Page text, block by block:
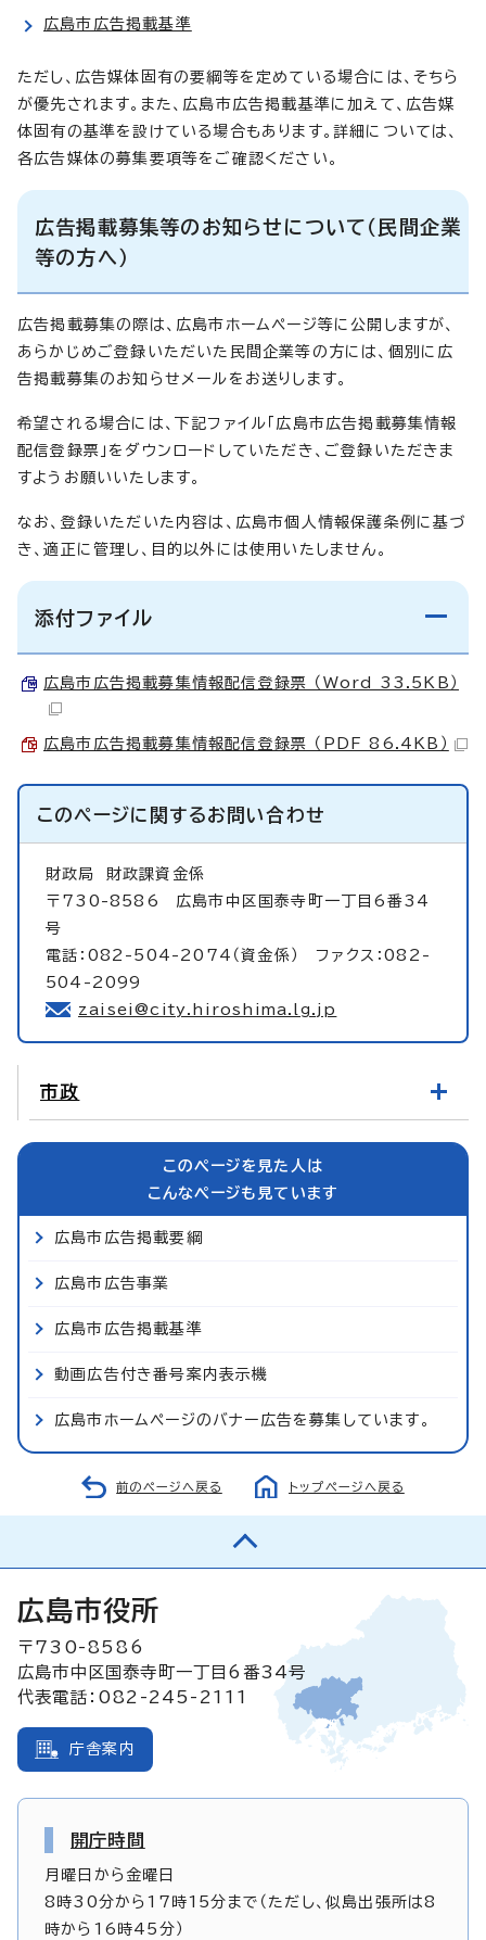
広島市広告掲載基準
ただし、広告媒体固有の要綱等を定めている場合には、そちら
が優先されます。また、広島市広告掲載基準に加えて、広告媒
体固有の基準を設けている場合もあります。詳細については、
各広告媒体の募集要項等をご確認ください。
広告掲載募集等のお知らせについて（民間企業
等の方へ）
広告掲載募集の際は、広島市ホームページ等に公開しますが、
あらかじめご登録いただいた民間企業等の方には、個別に広
告掲載募集のお知らせメールをお送りします。
希望される場合には、下記ファイル「広島市広告掲載募集情報
配信登録票」をダウンロードしていただき、ご登録いただきま
すようお願いいたします。
なお、登録いただいた内容は、広島市個人情報保護条例に基づ
き、適正に管理し、目的以外には使用いたしません。
添付ファイル
広島市広告掲載募集情報配信登録票 （Word 33.5KB）
広島市広告掲載募集情報配信登録票 （PDF 86.4KB）
このページに関するお問い合わせ
財政局
財政課資金係
〒730-8586 広島市中区国泰寺町一丁目6番34
号
電話：082-504-2074（資金係） ファクス：082-
504-2099
zaisei@city.hiroshima.lg.jp
市政
このページを見た人は
こんなページも見ています
広島市広告掲載要綱
広島市広告事業
広島市広告掲載基準
動画広告付き番号案内表示機
広島市ホームページのバナー広告を募集しています。
前のページへ戻る トップページへ戻る
広島市役所
〒730-8586
広島市中区国泰寺町一丁目6番34号
代表電話：082-245-2111
庁舎案内
開庁時間
月曜日から金曜日
8時30分から17時15分まで（ただし、似島出張所は8
時から16時45分）